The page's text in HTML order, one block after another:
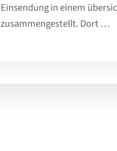
Einsendung in einem
zusammengestellt. Dort …